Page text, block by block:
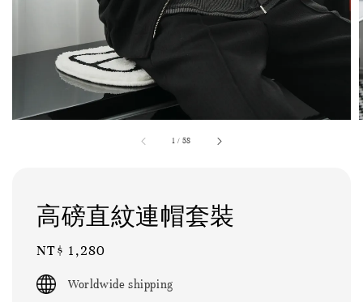
1 / 58
高磅直紋連帽套裝
Regular
price
NT$ 1,280
Worldwide shipping